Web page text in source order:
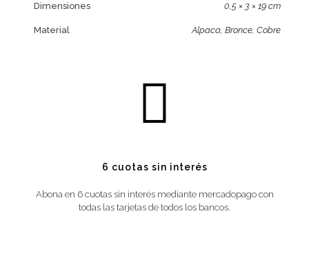
Dimensiones 0,5 × 3 × 19 cm
Material Alpaca, Bronce, Cobre
6 cuotas sin interés
Abona en 6 cuotas sin interés mediante mercadopago con
todas las tarjetas de todos los bancos.